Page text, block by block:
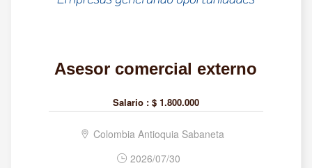
Asesor comercial externo
Salario : $ 1.800.000
Colombia Antioquia Sabaneta
2026/07/30